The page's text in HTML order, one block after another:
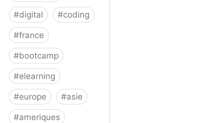
#digital #coding
#france
#bootcamp
#elearning
#europe #asie
#ameriques